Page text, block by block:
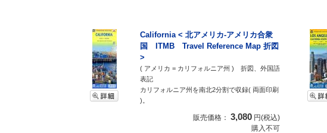
California < 北アメリカ-アメリカ合衆
国 ITMB Travel Reference Map 折図
>
( アメリカ = カリフォルニア州 ) 折図、外国語
表記
カリフォルニア州を南北2分割で収録( 両面印刷
)。
販売価格： 3,080 円(税込)
購入不可